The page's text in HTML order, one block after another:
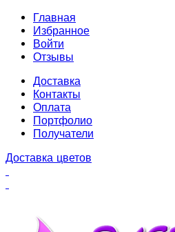
Главная
Избранное
Войти
Отзывы
Доставка
Контакты
Оплата
Портфолио
Получатели
Доставка цветов